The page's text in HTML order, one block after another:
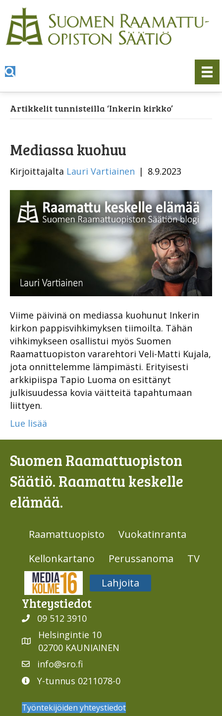
Artikkelit tunnisteilla ‘Inkerin kirkko’
Mediassa kuohuu
Kirjoittajalta Lauri Vartiainen | 8.9.2023
Viime päivinä on mediassa kuohunut Inkerin
kirkon pappisvihkimyksen tiimoilta. Tähän
vihkimykseen osallistui myös Suomen
Raamattuopiston vararehtori Veli-Matti Kujala,
jota onnittelemme lämpimästi. Erityisesti
arkkipiispa Tapio Luoma on esittänyt
julkisuudessa kovia väitteitä tapahtumaan
liittyen.
Lue lisää
Suomen Raamattuopiston
Säätiö. Raamattu keskelle
elämää.
Raamattuopisto
Vuokatinranta
Kellonkartano
Perussanoma
TV
Media316
Lahjoita
Yhteys­tiedot
09 512 3910
Helsingintie 10
02700 KAUNIAINEN
info@sro.fi
Y-tunnus 0211078-0
Työntekijöiden yhteystiedot